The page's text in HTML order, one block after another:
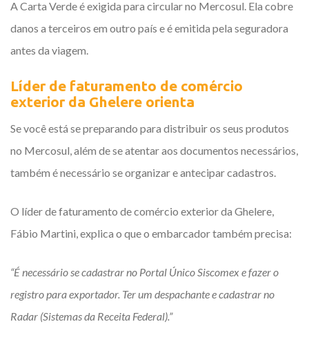
A Carta Verde é exigida para circular no Mercosul. Ela cobre
danos a terceiros em outro país e é emitida pela seguradora
antes da viagem.
Líder de faturamento de comércio
exterior da Ghelere orienta
Se você está se preparando para distribuir os seus produtos
no Mercosul, além de se atentar aos documentos necessários,
também é necessário se organizar e antecipar cadastros.
O líder de faturamento de comércio exterior da Ghelere,
Fábio Martini, explica o que o embarcador também precisa:
“É necessário se cadastrar no Portal Único Siscomex e fazer o
registro para exportador. Ter um despachante e cadastrar no
Radar (Sistemas da Receita Federal).”